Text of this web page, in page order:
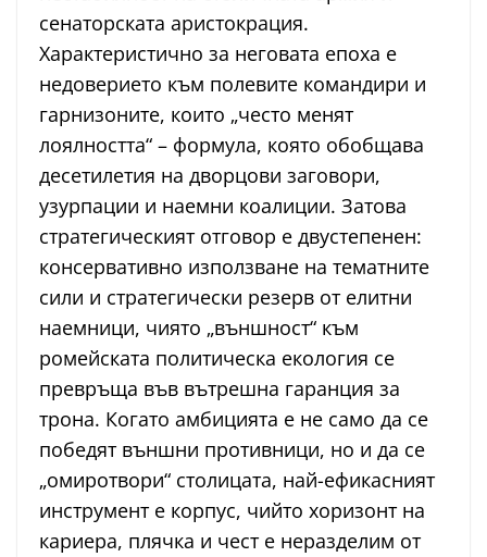
сенаторската аристокрация.
Характеристично за неговата епоха е
недоверието към полевите командири и
гарнизоните, които „често менят
лоялността“ – формула, която обобщава
десетилетия на дворцови заговори,
узурпации и наемни коалиции. Затова
стратегическият отговор е двустепенен:
консервативно използване на тематните
сили и стратегически резерв от елитни
наемници, чиято „външност“ към
ромейската политическа екология се
превръща във вътрешна гаранция за
трона. Когато амбицията е не само да се
победят външни противници, но и да се
„омиротвори“ столицата, най-ефикасният
инструмент е корпус, чийто хоризонт на
кариера, плячка и чест е неразделим от